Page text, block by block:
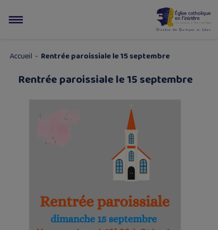
Accueil - Rentrée paroissiale le 15 septembre
Rentrée paroissiale le 15 septembre